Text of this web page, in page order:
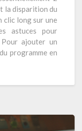
la disparition du
clic long sur une
astuces pour
Pour ajouter un
programme en